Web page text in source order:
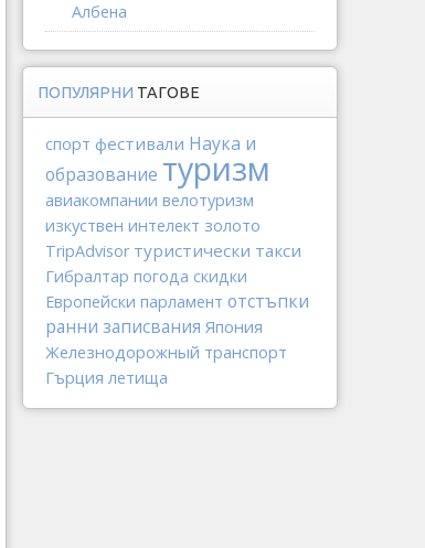
Албена
ПОПУЛЯРНИ ТАГОВЕ
спорт фестивали Наука и
образование туризм
авиакомпании велотуризм
изкуствен интелект золото
TripAdvisor туристически такси
Гибралтар погода скидки
Европейски парламент отстъпки
ранни записвания Япония
Железнодорожный транспорт
Гърция летища